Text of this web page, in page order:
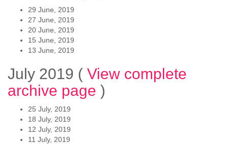
29 June, 2019
27 June, 2019
20 June, 2019
15 June, 2019
13 June, 2019
July 2019 ( View complete
archive page )
25 July, 2019
18 July, 2019
12 July, 2019
11 July, 2019